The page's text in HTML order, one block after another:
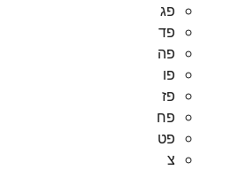
פג
פד
פה
פו
פז
פח
פט
צ